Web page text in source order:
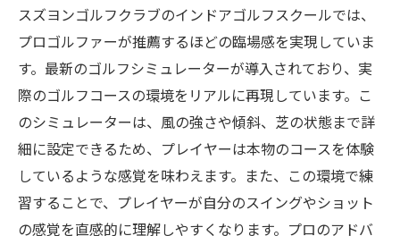
スズヨンゴルフクラブのインドアゴルフスクールでは、
プロゴルファーが推薦するほどの臨場感を実現していま
す。最新のゴルフシミュレーターが導入されており、実
際のゴルフコースの環境をリアルに再現しています。こ
のシミュレーターは、風の強さや傾斜、芝の状態まで詳
細に設定できるため、プレイヤーは本物のコースを体験
しているような感覚を味わえます。また、この環境で練
習することで、プレイヤーが自分のスイングやショット
の感覚を直感的に理解しやすくなります。プロのアドバ